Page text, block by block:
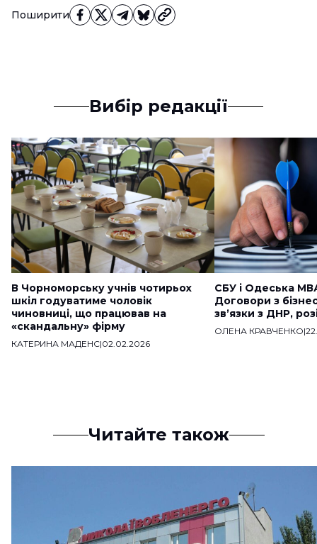
Поширити
Вибір редакції
В Чорноморську учнів чотирьох
шкіл годуватиме чоловік
чиновниці, що працював на
«скандальну» фірму
КАТЕРИНА МАДЕНС|02.02.2026
СБУ і Одеська
Договори з
звʼязки з ДНР,
ОЛЕНА КРАВЧЕНКО|
Читайте також